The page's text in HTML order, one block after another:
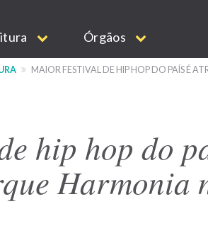
Órgãos
MAIOR FESTIVAL DE HIP HOP DO PAÍS É
hip hop do
Harmonia